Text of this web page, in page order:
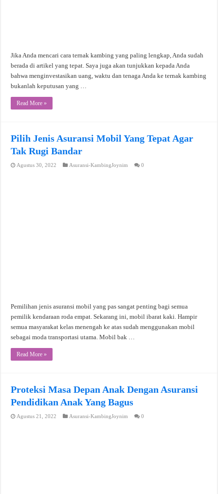
Jika Anda mencari cara ternak kambing yang paling lengkap, Anda sudah
berada di artikel yang tepat. Saya juga akan tunjukkan kepada Anda
bahwa menginvestasikan uang, waktu dan tenaga Anda ke ternak kambing
bukanlah keputusan yang …
Read More »
Pilih Jenis Asuransi Mobil Yang Tepat Agar
Tak Rugi Bandar
Agustus 30, 2022 Asuransi-KambingJoynim 0
Pemilihan jenis asuransi mobil yang pas sangat penting bagi semua
pemilik kendaraan roda empat. Sekarang ini, mobil ibarat kaki. Hampir
semua masyarakat kelas menengah ke atas sudah menggunakan mobil
sebagai moda transportasi utama. Mobil bak …
Read More »
Proteksi Masa Depan Anak Dengan Asuransi
Pendidikan Anak Yang Bagus
Agustus 21, 2022 Asuransi-KambingJoynim 0